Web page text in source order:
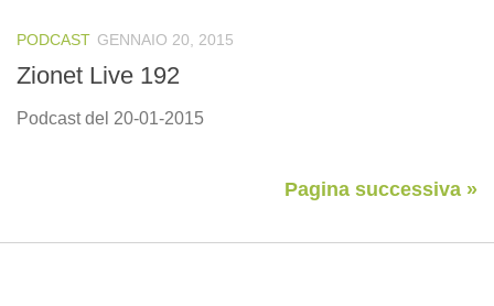
PODCAST GENNAIO 20, 2015
Zionet Live 192
Podcast del 20-01-2015
Pagina successiva »